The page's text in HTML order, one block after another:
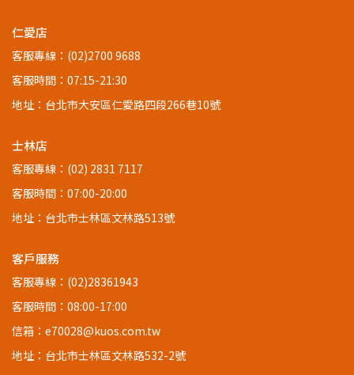
仁愛店
客服專線：(02)2700 9688
客服時間：07:15-21:30
地址：台北市大安區仁愛路四段266巷10號
士林店
客服專線：(02) 2831 7117
客服時間：07:00-20:00
地址：台北市士林區文林路513號
客戶服務
客服專線：(02)28361943
客服時間：08:00-17:00
信箱：e70028@kuos.com.tw
地址：台北市士林區文林路532-2號